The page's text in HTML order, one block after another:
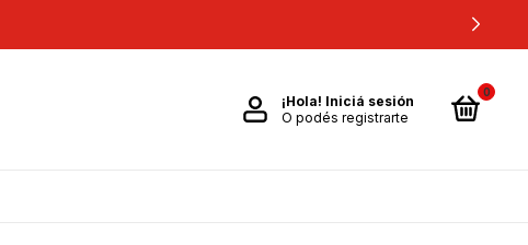
¡Hola! Iniciá sesión
O podés registrarte
0